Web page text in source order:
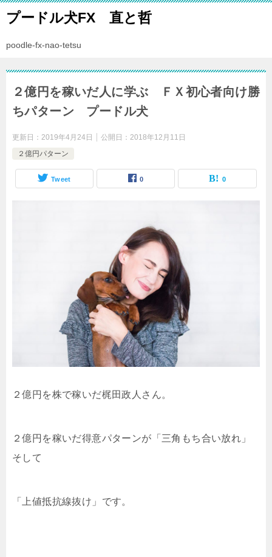
プードル犬FX 直と哲
poodle-fx-nao-tetsu
２億円を稼いだ人に学ぶ ＦＸ初心者向け勝
ちパターン プードル犬
更新日： 2019年4月24日 公開日： 2018年12月11日
２億円パターン
Tweet 0 0
２億円を株で稼いだ梶田政人さん。
２億円を稼いだ得意パターンが「三角もち合い放れ」
そして
「上値抵抗線抜け」です。